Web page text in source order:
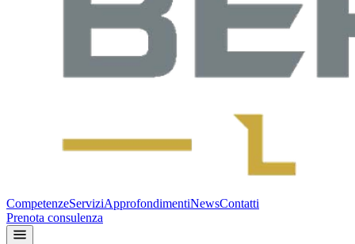
CompetenzeServiziApprofondimentiNewsContatti
Prenota consulenza